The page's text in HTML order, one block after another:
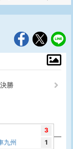
決勝
3
九州
1